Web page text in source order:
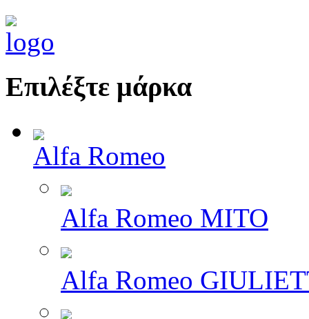
Επιλέξτε μάρκα
Alfa Romeo
Alfa Romeo MITO
Alfa Romeo